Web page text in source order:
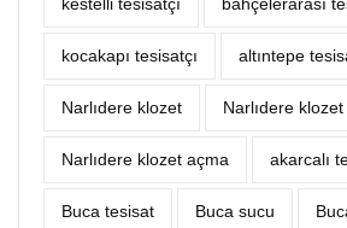
kocakapı tesisatçı altıntepe
Narlıdere klozet Narlıdere klozet
Narlıdere klozet açma akarcalı
Buca tesisat Buca sucu